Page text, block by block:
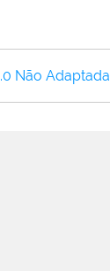
Não Adaptada